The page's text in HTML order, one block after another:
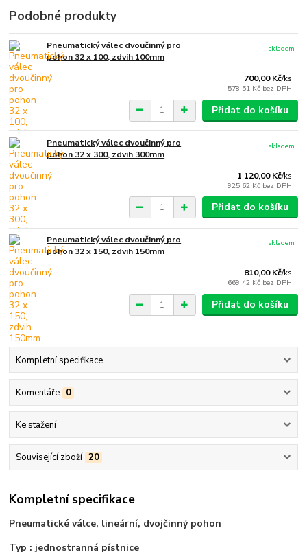
Podobné produkty
Pneumatický válec dvoučinný pro
pohon 32 x 100, zdvih 100mm
700,00 Kč/ks
578,51 Kč bez DPH
skladem
Přidat do košíku
Pneumatický válec dvoučinný pro
pohon 32 x 300, zdvih 300mm
1 120,00 Kč/ks
925,62 Kč bez DPH
skladem
Přidat do košíku
Pneumatický válec dvoučinný pro
pohon 32 x 150, zdvih 150mm
810,00 Kč/ks
669,42 Kč bez DPH
skladem
Přidat do košíku
Kompletní specifikace
Komentáře 0
Ke stažení
Související zboží 20
Kompletní specifikace
Pneumatické válce, lineární, dvojčinný pohon
Typ : jednostranná pístnice